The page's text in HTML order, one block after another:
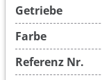
Getriebe
Farbe
Referenz Nr.